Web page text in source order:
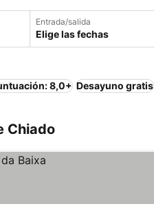
Entrada/salida
Elige las fechas
8,0+ Desayuno gratis
Chiado